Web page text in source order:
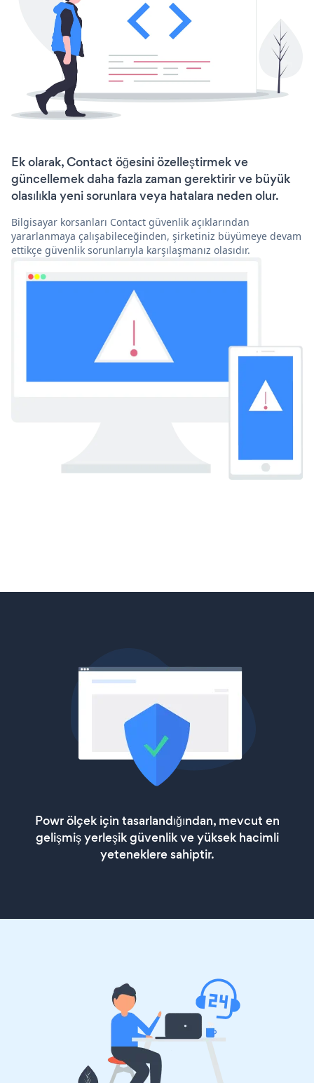
Ek olarak, Contact öğesini özelleştirmek ve
güncellemek daha fazla zaman gerektirir ve büyük
olasılıkla yeni sorunlara veya hatalara neden olur.
Bilgisayar korsanları Contact güvenlik açıklarından
yararlanmaya çalışabileceğinden, şirketiniz büyümeye devam
ettikçe güvenlik sorunlarıyla karşılaşmanız olasıdır.
Powr ölçek için tasarlandığından, mevcut en
gelişmiş yerleşik güvenlik ve yüksek hacimli
yeteneklere sahiptir.